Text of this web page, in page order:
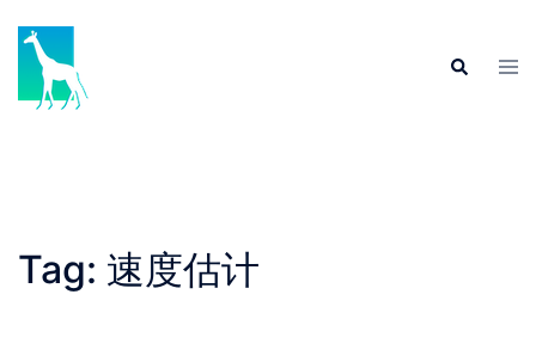
content
Search
Tag: 速度估计